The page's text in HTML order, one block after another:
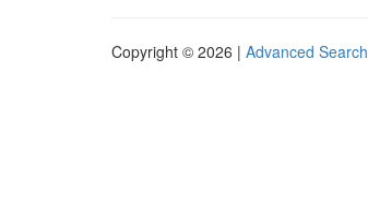
Copyright © 2026 | Advanced Search